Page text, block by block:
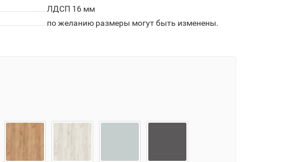
ЛДСП 16 мм
по желанию размеры могут быть изменены.